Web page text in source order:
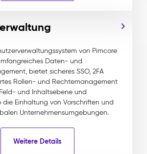
von Pimcore
Daten- und
bietet sicheres SSO, 2FA
Rollen- und Rechtemanagement
und Inhaltsebene und
Einhaltung von Vorschriften und
Unternehmensumgebungen.
Weitere Details